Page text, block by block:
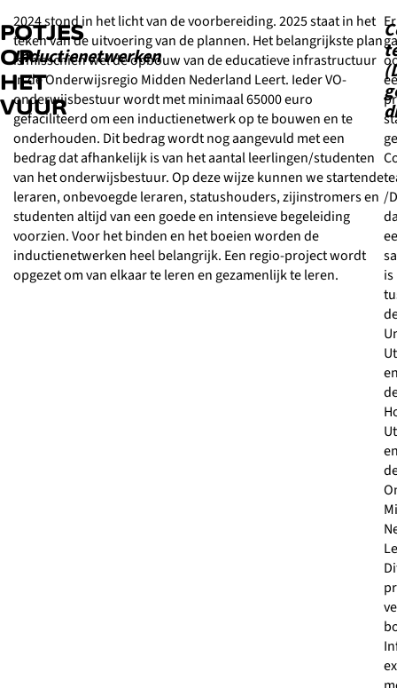
POTJES
OP
HET
VUUR
Inductienetwerken
2024 stond in het licht van de voorbereiding. 2025 staat in het
teken van de uitvoering van de plannen. Het belangrijkste plan
is misschien wel de opbouw van de educatieve infrastructuur
in de Onderwijsregio Midden Nederland Leert. Ieder VO-
onderwijsbestuur wordt met minimaal 65000 euro
gefaciliteerd om een inductienetwerk op te bouwen en te
onderhouden. Dit bedrag wordt nog aangevuld met een
bedrag dat afhankelijk is van het aantal leerlingen/studenten
van het onderwijsbestuur. Op deze wijze kunnen we startende
leraren, onbevoegde leraren, statushouders, zijinstromers en
studenten altijd van een goede en intensieve begeleiding
voorzien. Voor het binden en het boeien worden de
inductienetwerken heel belangrijk. Een regio-project wordt
opgezet om van elkaar te leren en gezamenlijk te leren.
Er
/
is